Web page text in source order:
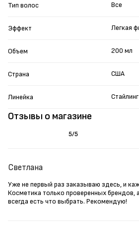
Отзывы о магазине
5/5
Светлана
Уже не первый раз заказываю здесь, и
Косметика только проверенных брендов,
всегда есть что выбрать. Рекомендую!
Тип волос Все
Эффект Легкая
Объем 200 мл
Страна США
Линейка